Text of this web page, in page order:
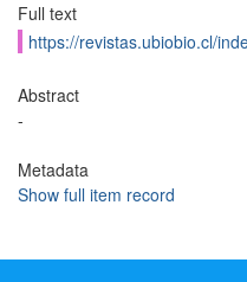
Full text
https://revistas.ubiobio.cl/
Abstract
-
Metadata
Show full item record